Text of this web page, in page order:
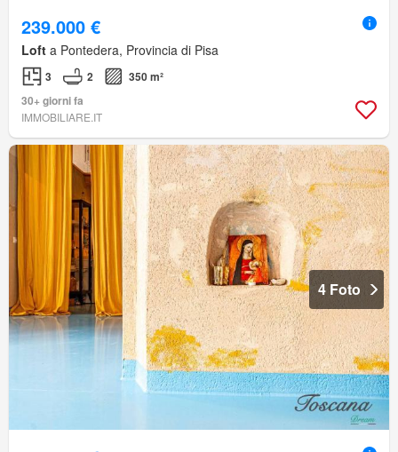
239.000 €
Loft a Pontedera, Provincia di Pisa
3 2
350 m²
30+ giorni fa
IMMOBILIARE.IT
4 Foto